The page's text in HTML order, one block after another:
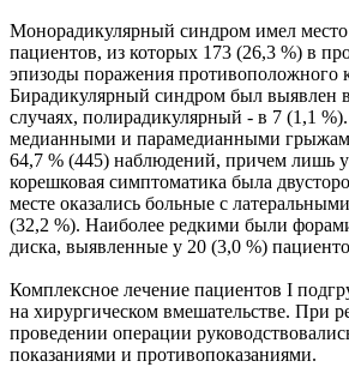
Монорадикулярный синдром имел
пациентов, из которых 173 (26,3 %) в
эпизоды поражения противоположного
Бирадикулярный синдром был выявлен
случаях, полирадикулярный - в 7 (1,1
медианными и парамедианными
64,7 % (445) наблюдений, причем лишь
корешковая симптоматика была
месте оказались больные с
(32,2 %). Наиболее редкими были
диска, выявленные у 20 (3,0 %)
Комплексное лечение пациентов I
на хирургическом вмешательстве. При
проведении операции
показаниями и противопоказаниями.